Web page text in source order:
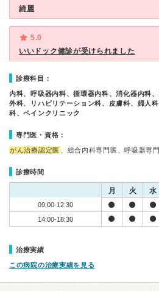
綺麗
5.0
いいドック健診が受けられました
診療科目：
内科、呼吸器内科、循環器内科、消化器内科
外科、リハビリテーション科、皮膚科、婦人
科、ペインクリニック
専門医・資格：
がん治療認定医 、総合内科専門医、呼吸器専
診療時間
月 火 水
09:00-12:30
14:00-18:30
治療実績
この病院の治療実績を見る